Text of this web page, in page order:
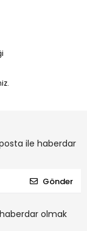
ile haberdar
Gönder
olmak